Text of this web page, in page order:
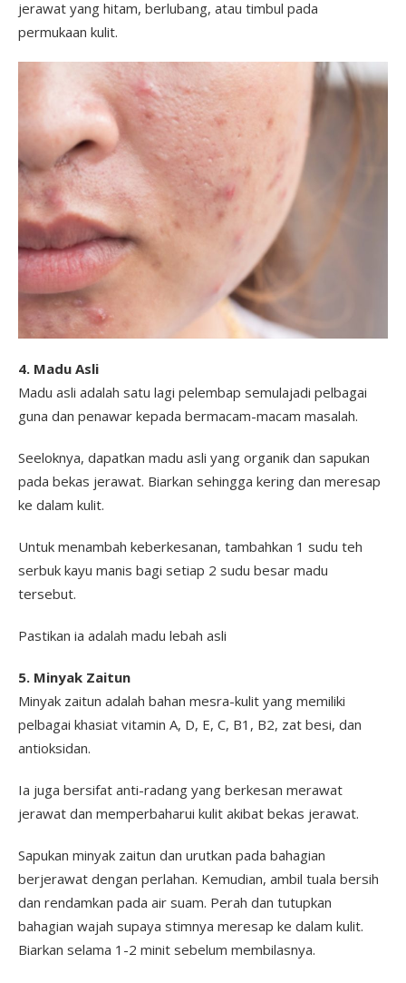
jerawat yang hitam, berlubang, atau timbul pada
permukaan kulit.
4. Madu Asli
Madu asli adalah satu lagi pelembap semulajadi pelbagai
guna dan penawar kepada bermacam-macam masalah.
Seeloknya, dapatkan madu asli yang organik dan sapukan
pada bekas jerawat. Biarkan sehingga kering dan meresap
ke dalam kulit.
Untuk menambah keberkesanan, tambahkan 1 sudu teh
serbuk kayu manis bagi setiap 2 sudu besar madu
tersebut.
Pastikan ia adalah madu lebah asli
5. Minyak Zaitun
Minyak zaitun adalah bahan mesra-kulit yang memiliki
pelbagai khasiat vitamin A, D, E, C, B1, B2, zat besi, dan
antioksidan.
Ia juga bersifat anti-radang yang berkesan merawat
jerawat dan memperbaharui kulit akibat bekas jerawat.
Sapukan minyak zaitun dan urutkan pada bahagian
berjerawat dengan perlahan. Kemudian, ambil tuala bersih
dan rendamkan pada air suam. Perah dan tutupkan
bahagian wajah supaya stimnya meresap ke dalam kulit.
Biarkan selama 1-2 minit sebelum membilasnya.